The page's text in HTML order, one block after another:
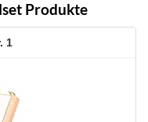
Produkte
1